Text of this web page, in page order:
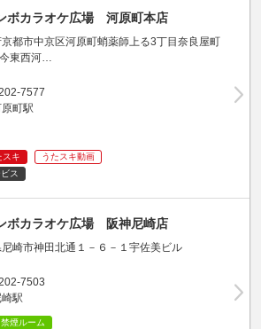
ボカラオケ広場 河原町本店
都市中京区河原町蛸薬師上る3丁目奈良屋町
東西河…
7577
町駅
スキ
うたスキ動画
ス
ボカラオケ広場 阪神尼崎店
崎市神田北通１－６－１宇佐美ビル
7503
駅
禁煙ルーム